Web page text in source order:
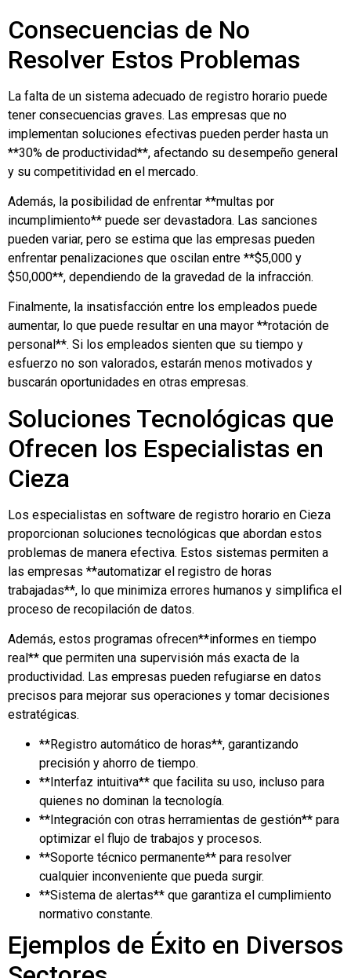
Consecuencias de No
Resolver Estos Problemas
La falta de un sistema adecuado de registro horario puede
tener consecuencias graves. Las empresas que no
implementan soluciones efectivas pueden perder hasta un
**30% de productividad**, afectando su desempeño general
y su competitividad en el mercado.
Además, la posibilidad de enfrentar **multas por
incumplimiento** puede ser devastadora. Las sanciones
pueden variar, pero se estima que las empresas pueden
enfrentar penalizaciones que oscilan entre **$5,000 y
$50,000**, dependiendo de la gravedad de la infracción.
Finalmente, la insatisfacción entre los empleados puede
aumentar, lo que puede resultar en una mayor **rotación de
personal**. Si los empleados sienten que su tiempo y
esfuerzo no son valorados, estarán menos motivados y
buscarán oportunidades en otras empresas.
Soluciones Tecnológicas que
Ofrecen los Especialistas en
Cieza
Los especialistas en software de registro horario en Cieza
proporcionan soluciones tecnológicas que abordan estos
problemas de manera efectiva. Estos sistemas permiten a
las empresas **automatizar el registro de horas
trabajadas**, lo que minimiza errores humanos y simplifica el
proceso de recopilación de datos.
Además, estos programas ofrecen**informes en tiempo
real** que permiten una supervisión más exacta de la
productividad. Las empresas pueden refugiarse en datos
precisos para mejorar sus operaciones y tomar decisiones
estratégicas.
**Registro automático de horas**, garantizando
precisión y ahorro de tiempo.
**Interfaz intuitiva** que facilita su uso, incluso para
quienes no dominan la tecnología.
**Integración con otras herramientas de gestión** para
optimizar el flujo de trabajos y procesos.
**Soporte técnico permanente** para resolver
cualquier inconveniente que pueda surgir.
**Sistema de alertas** que garantiza el cumplimiento
normativo constante.
Ejemplos de Éxito en Diversos